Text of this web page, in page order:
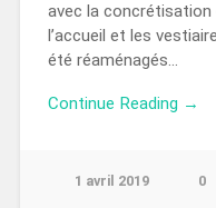
avec la concrétisation
l’accueil et les
été réaménagés…
Continue Reading →
1 avril 2019 0